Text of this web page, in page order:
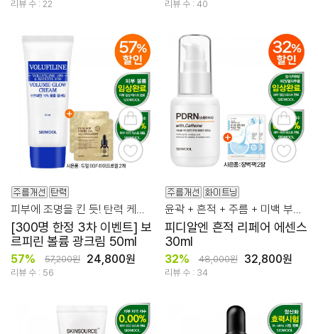
리뷰 수 : 22 리뷰 수 : 40
[300명 한정 3차 이벤트] 보
르피린 볼륨 광크림 50ml
57% 57,200원 24,800원
리뷰 수 : 56
피디알엔 흔적 리페어 에센스
30ml
32% 48,000원 32,800원
리뷰 수 : 34